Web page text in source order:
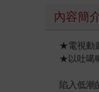
內容簡
★電視動
★以吐噶
陷入低潮